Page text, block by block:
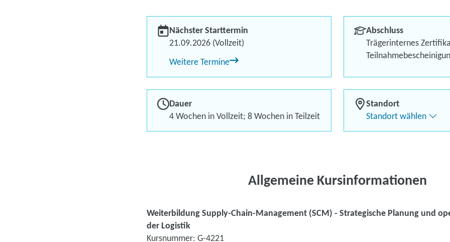
Berufliches Profil
Bis zu 100 % Förderung
Nächster Starttermin
21.09.2026 (Vollzeit)
Weitere Termine
Abschluss
Trägerinternes
Dauer
4 Wochen in Vollzeit; 8 Wochen in Teilzeit
Standort
Standort wählen
Allgemeine Kursinformationen
Weiterbildung Supply-Chain-Management (SCM) - Strategische Planung und
der Logistik
Kursnummer: G-4221